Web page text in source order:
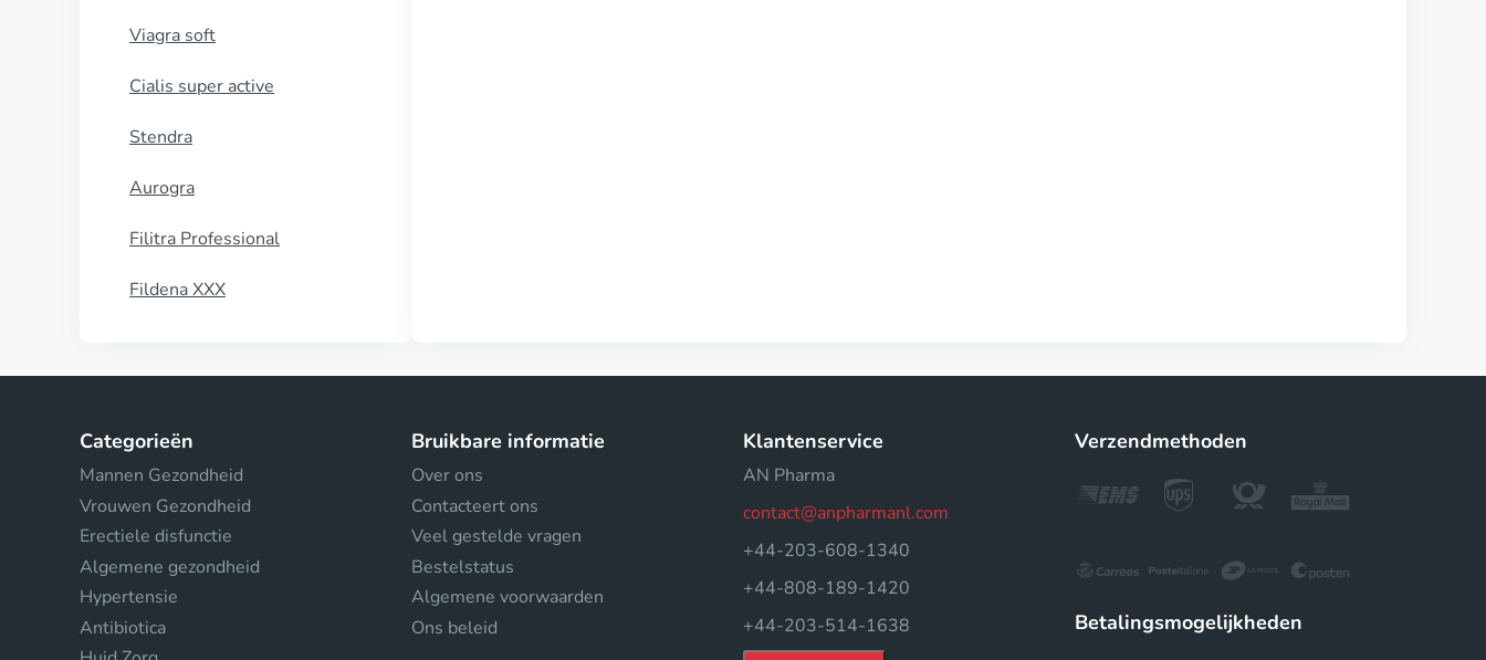
Viagra soft
Cialis super active
Stendra
Aurogra
Filitra Professional
Fildena XXX
Categorieën
Mannen Gezondheid
Vrouwen Gezondheid
Erectiele disfunctie
Algemene gezondheid
Hypertensie
Antibiotica
Bruikbare informatie
Over ons
Contacteert ons
Veel gestelde vragen
Bestelstatus
Algemene voorwaarden
Ons beleid
Klantenservice
AN Pharma
contact@anpharmanl.com
+44-203-608-1340
+44-808-189-1420
+44-203-514-1638
Verzendmethoden
Betalingsmogelijkheden